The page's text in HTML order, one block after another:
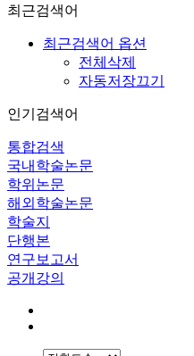
최근검색어
최근검색어 옵션
전체삭제
자동저장끄기
인기검색어
통합검색
국내학술논문
학위논문
해외학술논문
학술지
단행본
연구보고서
공개강의